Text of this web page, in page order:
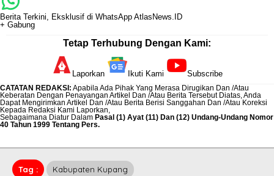
Berita Terkini, Eksklusif di WhatsApp AtlasNews.ID
+ Gabung
Tetap Terhubung Dengan Kami:
Laporkan Ikuti Kami Subscribe
CATATAN REDAKSI: Apabila Ada Pihak Yang Merasa Dirugikan Dan /Atau
Keberatan Dengan Penayangan Artikel Dan /Atau Berita Tersebut Diatas, Anda
Dapat Mengirimkan Artikel Dan /Atau Berita Berisi Sanggahan Dan /Atau Koreksi
Kepada Redaksi Kami Laporkan
Sebagaimana Diatur Dalam Pasal (1) Ayat (11) Dan (12) Undang-Undang Nomor
40 Tahun 1999 Tentang Pers.
Tag : Kabupaten Kupang